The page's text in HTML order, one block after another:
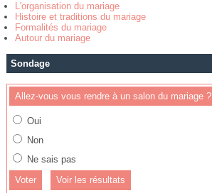
L'organisation du mariage
Histoire et traditions du mariage
Formalités du mariage
Autour du mariage
Sondage
Allez-vous vous rendre à un salon du mariage ?
Oui
Non
Ne sais pas
Voir les résultats